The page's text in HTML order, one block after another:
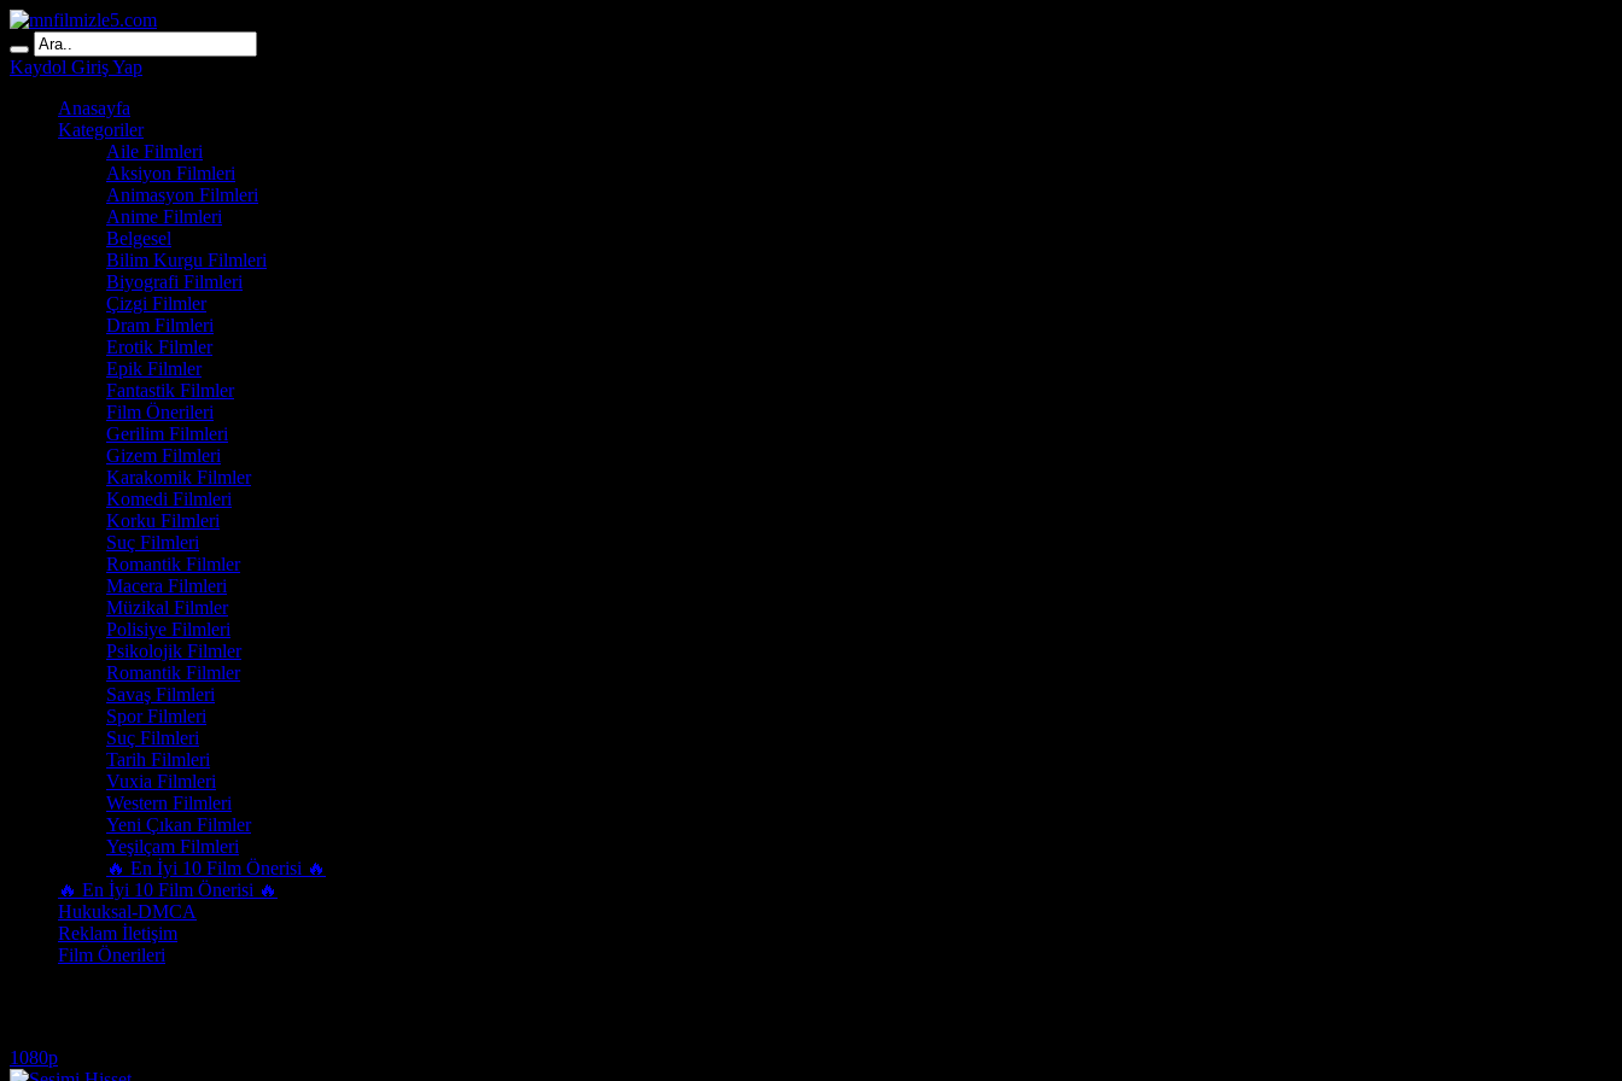
Kaydol Giriş Yap
Anasayfa
Kategoriler
Aile Filmleri
Aksiyon Filmleri
Animasyon Filmleri
Anime Filmleri
Belgesel
Bilim Kurgu Filmleri
Biyografi Filmleri
Çizgi Filmler
Dram Filmleri
Erotik Filmler
Epik Filmler
Fantastik Filmler
Film Önerileri
Gerilim Filmleri
Gizem Filmleri
Karakomik Filmler
Komedi Filmleri
Korku Filmleri
Suç Filmleri
Romantik Filmler
Macera Filmleri
Müzikal Filmler
Polisiye Filmleri
Psikolojik Filmler
Romantik Filmler
Savaş Filmleri
Spor Filmleri
Suç Filmleri
Tarih Filmleri
Vuxia Filmleri
Western Filmleri
Yeni Çıkan Filmler
Yeşilçam Filmleri
🔥 En İyi 10 Film Önerisi 🔥
🔥 En İyi 10 Film Önerisi 🔥
Hukuksal-DMCA
Reklam İletişim
Film Önerileri
1080p